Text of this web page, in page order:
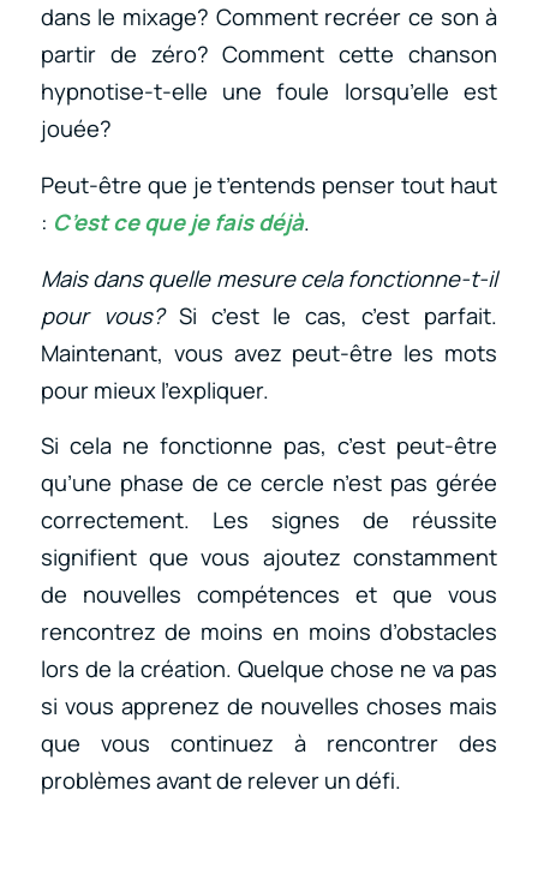
dans le mixage? Comment recréer ce son à
partir de zéro? Comment cette chanson
hypnotise-t-elle une foule lorsqu’elle est
jouée?
Peut-être que je t’entends pensertout haut
: C’est ce que je fais déjà.
Mais dans quelle mesure cela fonctionne-t-il
pour vous?Si c’est le cas, c’est parfait.
Maintenant, vous avez peut-être les mots
pour mieux l’expliquer.
Si cela ne fonctionne pas, c’est peut-être
qu’une phase de ce cercle n’est pas gérée
correctement. Les signes de réussite
signifient que vous ajoutez constamment
de nouvelles compétences et que vous
rencontrez de moins en moins d’obstacles
lors de la création. Quelque chose ne va pas
si vous apprenez de nouvelles choses mais
que vous continuez à rencontrer des
problèmes avant de relever un défi.